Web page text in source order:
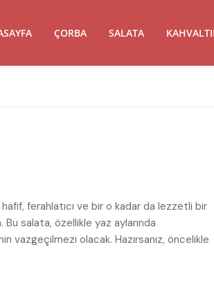
ÇORBA SALATA
ferahlatıcı ve bir o kadar da lezzetli bir
salata, özellikle yaz aylarında
vazgeçilmezi olacak. Hazırsanız, öncelikle